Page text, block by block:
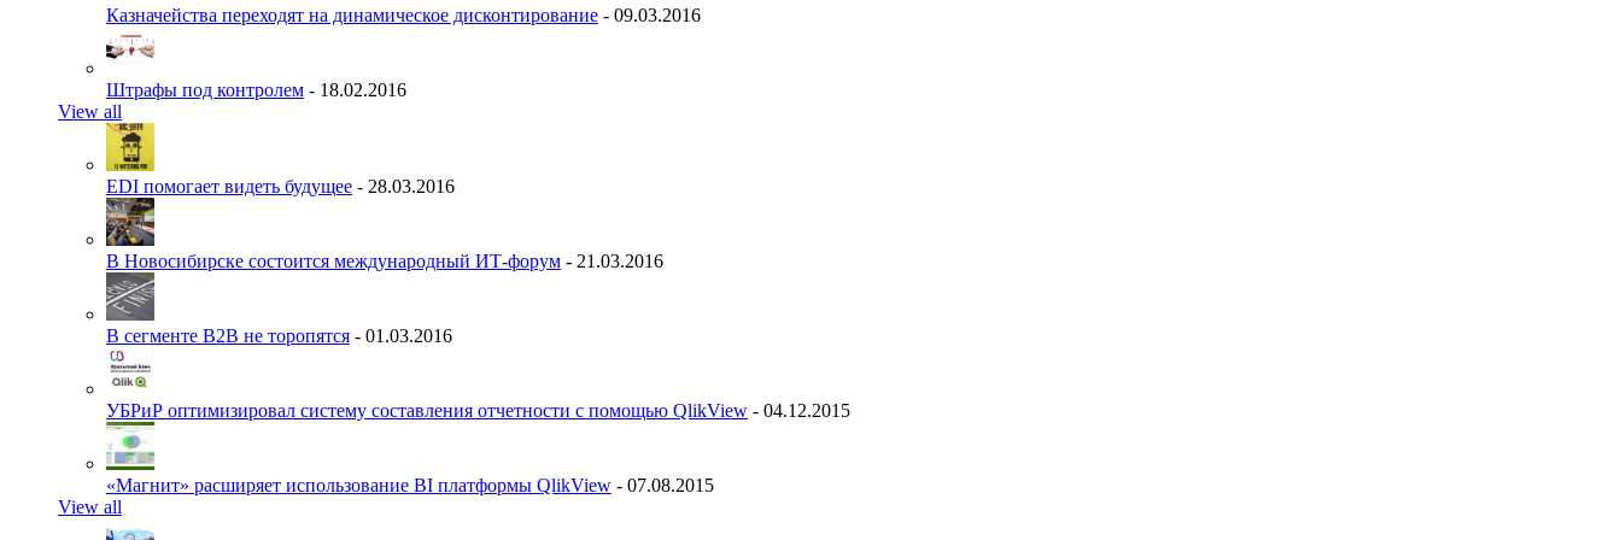
Казначейства переходят на динамическое дисконтирование - 09.03.2016
Штрафы под контролем - 18.02.2016
View all
EDI помогает видеть будущее - 28.03.2016
В Новосибирске состоится международный ИТ-форум - 21.03.2016
В сегменте B2B не торопятся - 01.03.2016
УБРиР оптимизировал систему составления отчетности с помощью QlikView - 04.12.2015
«Магнит» расширяет использование BI платформы QlikView - 07.08.2015
View all